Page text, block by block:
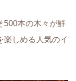
500本の木々が鮮
楽しめる人気のイ